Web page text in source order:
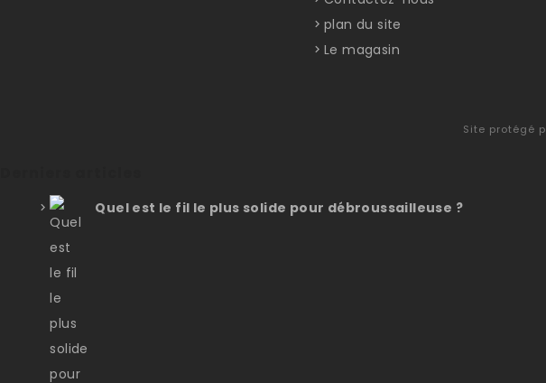
plan du site
Le magasin
Site protégé
Quel est le fil le plus solide pour débroussailleuse ?